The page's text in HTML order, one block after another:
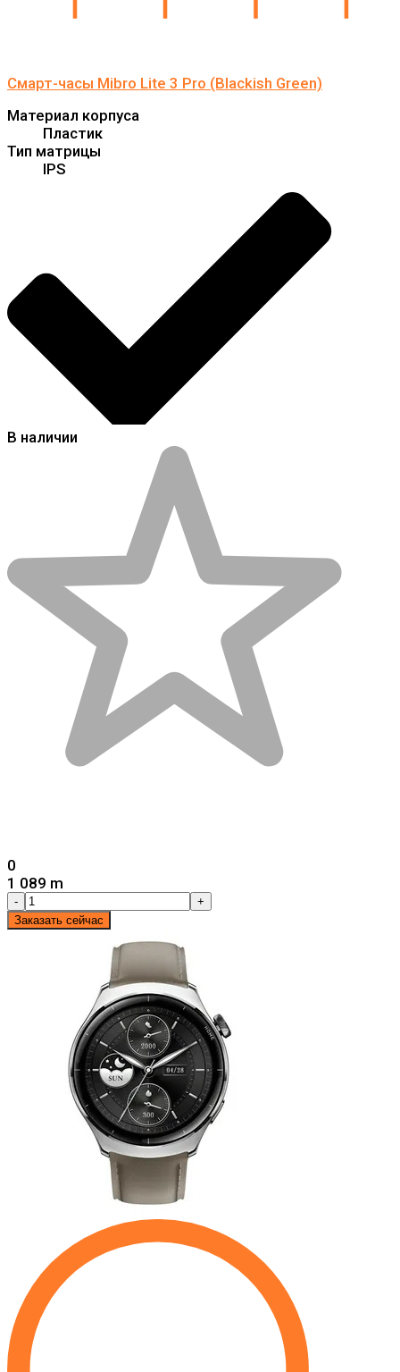
Смарт-часы Mibro Lite 3 Pro (Blackish Green)
Материал корпуса
Пластик
Тип матрицы
IPS
В наличии
0
1 089 m
-
+
Заказать сейчас